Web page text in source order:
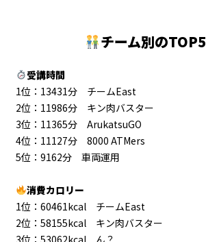
チーム別のTOP5
受講時間
1位：13431分 チームEast
2位：11986分 キン肉バスター
3位：11365分 ArukatsuGO
4位：11127分 8000 ATMers
5位：9162分 車両運用
消費カロリー
1位：60461kcal チームEast
2位：58155kcal キン肉バスター
3位：53062kcal ん？